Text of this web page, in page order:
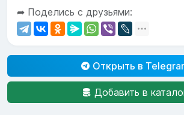
➦ Поделись с друзьями:
Открыть в
Добавить в